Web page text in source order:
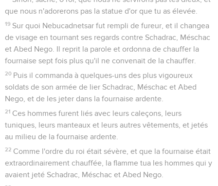
que nous n'adorerons pas la statue d'or que tu as élevée.
19 Sur quoi Nebucadnetsar fut rempli de fureur, et il changea
de visage en tournant ses regards contre Schadrac, Méschac
et Abed Nego. Il reprit la parole et ordonna de chauffer la
fournaise sept fois plus qu'il ne convenait de la chauffer.
20 Puis il commanda à quelques-uns des plus vigoureux
soldats de son armée de lier Schadrac, Méschac et Abed
Nego, et de les jeter dans la fournaise ardente.
21 Ces hommes furent liés avec leurs caleçons, leurs
tuniques, leurs manteaux et leurs autres vêtements, et jetés
au milieu de la fournaise ardente.
22 Comme l'ordre du roi était sévère, et que la fournaise était
extraordinairement chauffée, la flamme tua les hommes qui y
avaient jeté Schadrac, Méschac et Abed Nego.